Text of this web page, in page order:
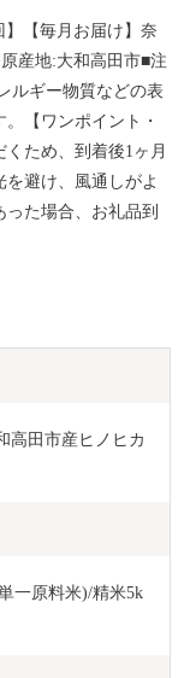
】【毎月お届け】奈
産地:大和高田市■注
ルギー物質などの表
【ワンポイント・
ため、到着後1ヶ月
避け、風通しがよ
た場合、お礼品到
高田市産ヒノヒカ
一原料米)/精米5k